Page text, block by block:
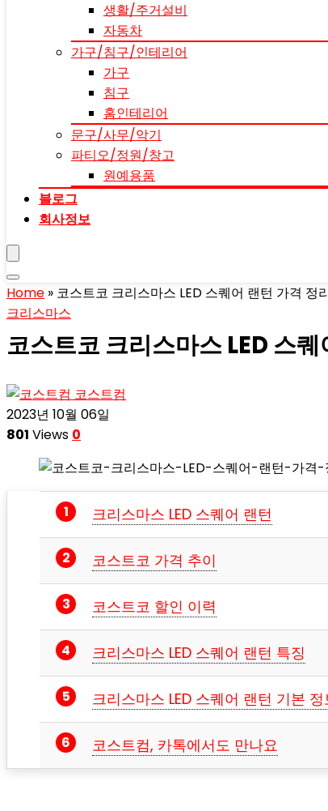
생활/주거설비
자동차
가구/침구/인테리어
가구
침구
홈인테리어
문구/사무/악기
파티오/정원/창고
원예용품
블로그
회사정보
Home » 코스트코 크리스마스 LED 스퀘어 랜턴 가격 정
크리스마스
코스트코 크리스마스 LED 스
코스트컴
2023년 10월 06일
801 Views 0
크리스마스 LED 스퀘어 랜턴
코스트코 가격 추이
코스트코 할인 이력
크리스마스 LED 스퀘어 랜턴 특징
크리스마스 LED 스퀘어 랜턴 기본 정
코스트컴, 카톡에서도 만나요